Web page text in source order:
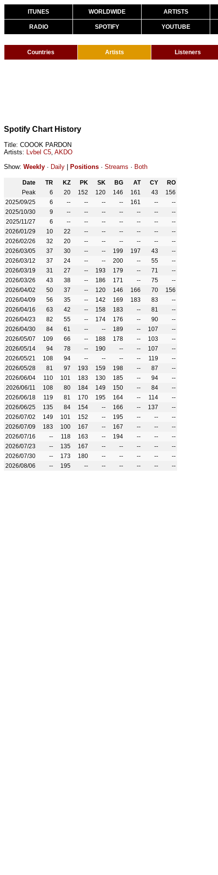
ITUNES WORLDWIDE ARTISTS
RADIO SPOTIFY YOUTUBE
Countries Artists Listeners
Spotify Chart History
Title: COOOK PARDON
Artists: Lvbel C5, AKDO
Show: Weekly · Daily Positions · Streams · Both
Date TR KZ PK SK BG AT CY
RO
Peak
6 20 152 120 146 161 43
156
2025/09/25
6 -- -- -- -- 161 --
--
2025/10/30
9 -- -- -- -- -- --
--
2025/11/27
6 -- -- -- -- -- --
--
2026/01/29
10 22 -- -- -- -- --
--
2026/02/26
32 20 -- -- -- -- --
--
2026/03/05
37 30 -- -- 199 197 43
--
2026/03/12
37 24 -- -- 200 -- 55
--
2026/03/19
31 27 -- 193 179 -- 71
--
2026/03/26
43 38 -- 186 171 -- 75
--
2026/04/02
50 37 -- 120 146 166 70
156
2026/04/09
56 35 -- 142 169 183 83
--
2026/04/16
63 42 -- 158 183 -- 81
--
2026/04/23
82 55 -- 174 176 -- 90
--
2026/04/30
84 61 -- -- 189 -- 107
--
2026/05/07
109 66 -- 188 178 -- 103
--
2026/05/14
94 78 -- 190 -- -- 107
--
2026/05/21
108 94 -- -- -- -- 119
--
2026/05/28
81 97 193 159 198 -- 87
--
2026/06/04
110 101 183 130 185 -- 94
--
2026/06/11
108 80 184 149 150 -- 84
--
2026/06/18
119 81 170 195 164 -- 114
--
2026/06/25
135 84 154 -- 166 -- 137
--
2026/07/02
149 101 152 -- 195 -- --
--
2026/07/09
183 100 167 -- 167 -- --
--
2026/07/16
-- 118 163 -- 194 -- --
--
2026/07/23
-- 135 167 -- -- -- --
--
2026/07/30
-- 173 180 -- -- -- --
--
2026/08/06
-- 195 -- -- -- -- -- --